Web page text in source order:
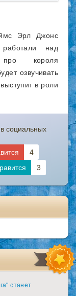
Эрл Джонс
над
про короля
озвучивать
в роли
социальных
4
3
станет